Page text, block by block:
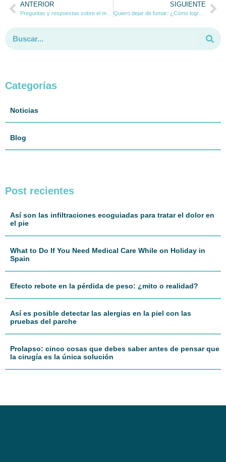
ANTERIOR SIGUIENTE
Quiero dejar de fumar: ¿Cómo lograr la deshabituación tabáquica?
Categorías
Noticias
Blog
Post recientes
Así son las infiltraciones ecoguiadas para tratar el dolor en
el pie
What to Do If You Need Medical Care While on Holiday in
Spain
Efecto rebote en la pérdida de peso: ¿mito o realidad?
Así es posible detectar las alergias en la piel con las
pruebas del parche
Prolapso: cinco cosas que debes saber antes de pensar que
la cirugía es la única solución